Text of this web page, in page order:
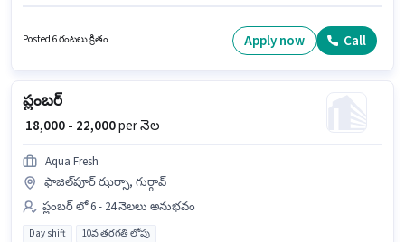
ఇప్పించబడతాయి. Housepedia లో ప్లంబర్ విభాగంలో ప్లంబర్ మెయింటెనెన్స్ గా
చేరండి. ఈ ఉద్యోగానికి అభ్యర్థి వద్ద Assembly, Pump Operations ఉండాలి.
Posted 6 గంటలు క్రితం Apply now Call
ప్లంబర్
₹ 18,000 - 22,000per నెల
Aqua Fresh
ఫాజిల్‌పూర్ ఝర్సా, గుర్గావ్
ప్లంబర్ లో 6 - 24 నెలలు అనుభవం
Day shift 10వ తరగతి లోపు